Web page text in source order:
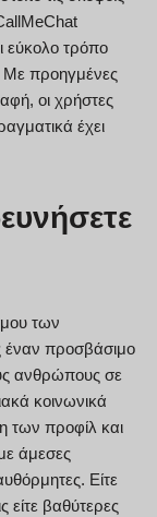
εύκολο τρόπο
Με προηγμένες
οι χρήστες
έχει
των
έναν προσβάσιμο
ανθρώπους σε
κοινωνικά
των προφίλ και
άμεσες
Είτε
είτε βαθύτερες